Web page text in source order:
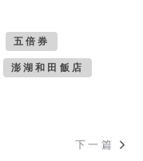
五倍券
澎湖和田飯店
下一篇